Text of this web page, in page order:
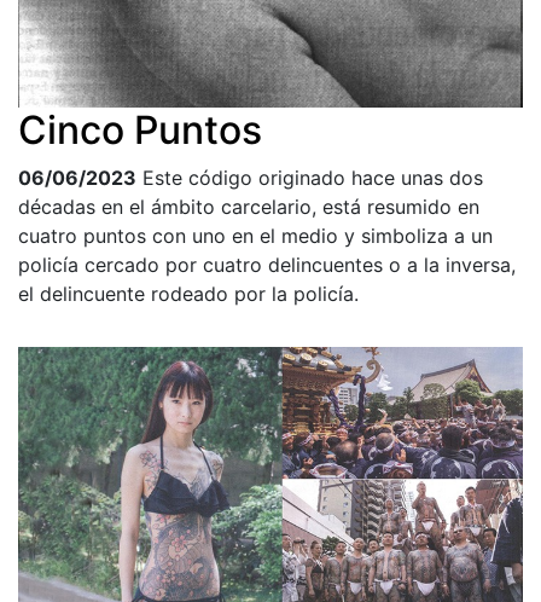
Cinco Puntos
06/06/2023 Este código originado hace unas dos
décadas en el ámbito carcelario, está resumido en
cuatro puntos con uno en el medio y simboliza a un
policía cercado por cuatro delincuentes o a la inversa,
el delincuente rodeado por la policía.